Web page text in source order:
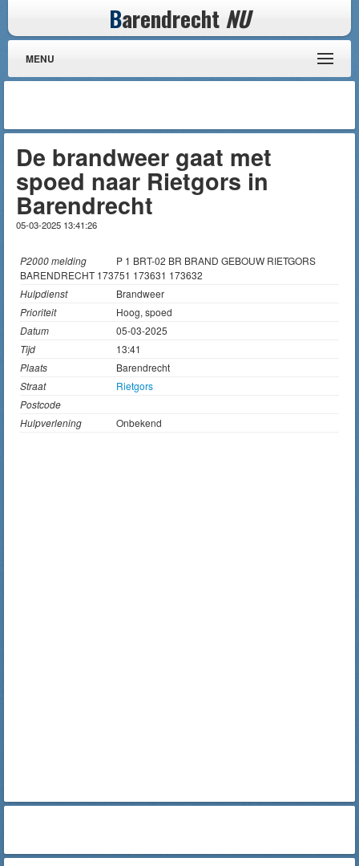
Barendrecht NU
MENU
De brandweer gaat met
spoed naar Rietgors in
Barendrecht
05-03-2025 13:41:26
P2000 melding
P 1 BRT-02 BR BRAND GEBOUW RIETGORS
BARENDRECHT 173751 173631 173632
Hulpdienst
Brandweer
Prioriteit
Hoog, spoed
Datum
05-03-2025
Tijd
13:41
Plaats
Barendrecht
Straat
Rietgors
Postcode
Hulpverlening
Onbekend